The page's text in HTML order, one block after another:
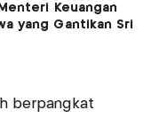
Keuangan
yang Gantikan Sri
berpangkat